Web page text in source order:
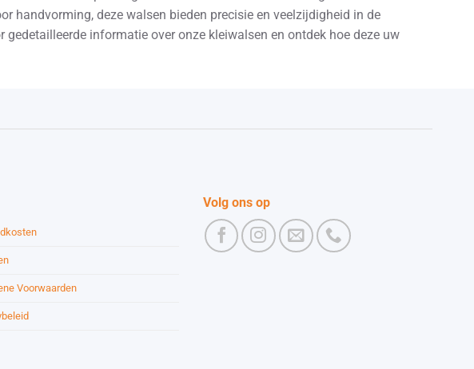
handvorming, deze walsen bieden precisie en veelzijdigheid in de
informatie over onze kleiwalsen en ontdek hoe deze uw
Voorwaarden
Volg ons op